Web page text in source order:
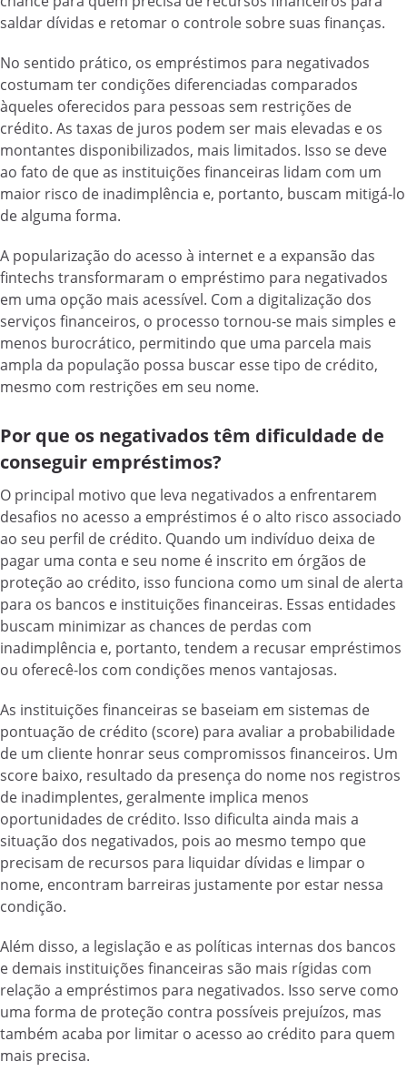
saldar dívidas e retomar o controle sobre suas finanças.
No sentido prático, os empréstimos para negativados
costumam ter condições diferenciadas comparados
àqueles oferecidos para pessoas sem restrições de
crédito. As taxas de juros podem ser mais elevadas e os
montantes disponibilizados, mais limitados. Isso se deve
ao fato de que as instituições financeiras lidam com um
maior risco de inadimplência e, portanto, buscam mitigá-lo
de alguma forma.
A popularização do acesso à internet e a expansão das
fintechs transformaram o empréstimo para negativados
em uma opção mais acessível. Com a digitalização dos
serviços financeiros, o processo tornou-se mais simples e
menos burocrático, permitindo que uma parcela mais
ampla da população possa buscar esse tipo de crédito,
mesmo com restrições em seu nome.
Por que os negativados têm dificuldade de
conseguir empréstimos?
O principal motivo que leva negativados a enfrentarem
desafios no acesso a empréstimos é o alto risco associado
ao seu perfil de crédito. Quando um indivíduo deixa de
pagar uma conta e seu nome é inscrito em órgãos de
proteção ao crédito, isso funciona como um sinal de alerta
para os bancos e instituições financeiras. Essas entidades
buscam minimizar as chances de perdas com
inadimplência e, portanto, tendem a recusar empréstimos
ou oferecê-los com condições menos vantajosas.
As instituições financeiras se baseiam em sistemas de
pontuação de crédito (score) para avaliar a probabilidade
de um cliente honrar seus compromissos financeiros. Um
score baixo, resultado da presença do nome nos registros
de inadimplentes, geralmente implica menos
oportunidades de crédito. Isso dificulta ainda mais a
situação dos negativados, pois ao mesmo tempo que
precisam de recursos para liquidar dívidas e limpar o
nome, encontram barreiras justamente por estar nessa
condição.
Além disso, a legislação e as políticas internas dos bancos
e demais instituições financeiras são mais rígidas com
relação a empréstimos para negativados. Isso serve como
uma forma de proteção contra possíveis prejuízos, mas
também acaba por limitar o acesso ao crédito para quem
mais precisa.